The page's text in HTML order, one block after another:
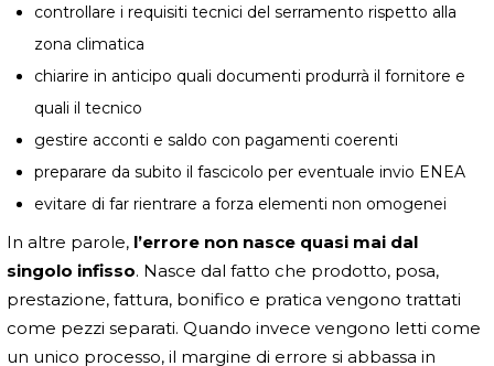
controllare i requisiti tecnici del serramento rispetto alla
zona climatica
chiarire in anticipo quali documenti produrrà il fornitore e
quali il tecnico
gestire acconti e saldo con pagamenti coerenti
preparare da subito il fascicolo per eventuale invio ENEA
evitare di far rientrare a forza elementi non omogenei
In altre parole, l’errore non nasce quasi mai dal
singolo infisso. Nasce dal fatto che prodotto, posa,
prestazione, fattura, bonifico e pratica vengono trattati
come pezzi separati. Quando invece vengono letti come
un unico processo, il margine di errore si abbassa in